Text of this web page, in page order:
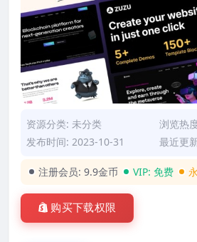
资源分类: 未分类
浏览热
发布时间: 2023-10-31
最近更
注册会员: 9.9金币 VIP: 免费
购买下载权限